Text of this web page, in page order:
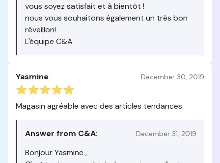
vous soyez satisfait et à bientôt !
nous vous souhaitons également un très bon
réveillon!
L'équipe C&A
Yasmine December 30, 2019
Magasin agréable avec des articles tendances
Answer from C&A: December 31, 2019
Bonjour Yasmine ,